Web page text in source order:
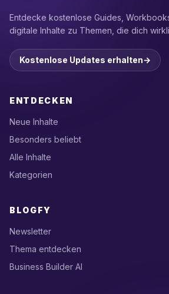
Entdecke kostenlose Guides,
digitale Inhalte zu Themen, die dich
Kostenlose Updates erhalten→
ENTDECKEN
Neue Inhalte
Besonders beliebt
Alle Inhalte
Kategorien
BLOGFY
Newsletter
Thema entdecken
Business Builder AI